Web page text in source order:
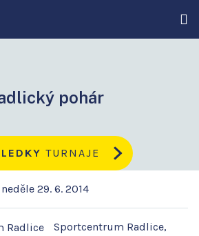
pohár
TURNAJE
neděle 29. 6. 2014
Sportcentrum Radlice,